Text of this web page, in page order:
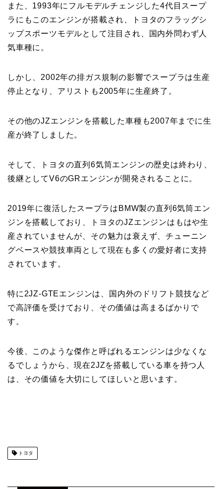
また、1993年にフルモデルチェンジした4代目スープ
ラにもこのエンジンが搭載され、トヨタのフラッグシ
ップスポーツモデルとして注目され、国内外問わず人
気車種に。
しかし、2002年の排ガス規制の影響でスープラは生産
停止となり、アリストも2005年に生産終了。
その他のJZエンジンを搭載した車種も2007年までに生
産が終了しました。
そして、トヨタの直列6気筒エンジンの歴史は終わり、
後継としてV6のGRエンジンが開発されることに。
2019年に復活したスープラはBMW製の直列6気筒エン
ジンを搭載しており、トヨタのJZエンジンはもはや生
産されていませんが、その魅力は衰えず、チューニン
グベースや競技車両として現在も多くの愛好者に支持
されています。
特に2JZ-GTEエンジンは、国内外のドリフト競技など
で高評価を受けており、その価値は高まるばかりで
す。
今後、このような傑作と呼ばれるエンジンは少なくな
るでしょうから、現在2JZを搭載している車を持つ人
は、その価値を大切にしてほしいと思います。
トヨタ